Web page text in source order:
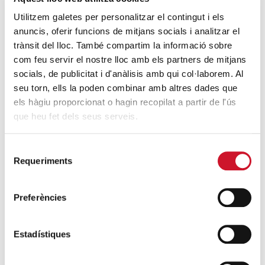
Utilitzem galetes per personalitzar el contingut i els
anuncis, oferir funcions de mitjans socials i analitzar el
trànsit del lloc. També compartim la informació sobre
com feu servir el nostre lloc amb els partners de mitjans
socials, de publicitat i d'anàlisis amb qui col·laborem. Al
seu torn, ells la poden combinar amb altres dades que
els hàgiu proporcionat o hagin recopilat a partir de l'ús
que heu fet dels seus serveis.
Requeriments
Preferències
Estadístiques
Thinking Challenge
SEGUEIX LLEGINT
DARRERES ENTRADES
Càritas expressa la seva preocupació per
la situació a Ceuta i fa una crida a la
4.100 persones en el dispositiu
SEGUEIX LLEGINT